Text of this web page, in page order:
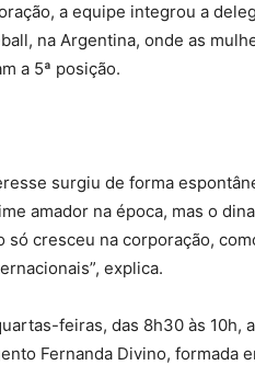
a equipe integrou a
na Argentina, onde as
a 5ª posição.
surgiu de forma
amador na época, mas o
só cresceu na corporação,
explica.
feiras, das 8h30 às 10h,
Fernanda Divino, formada